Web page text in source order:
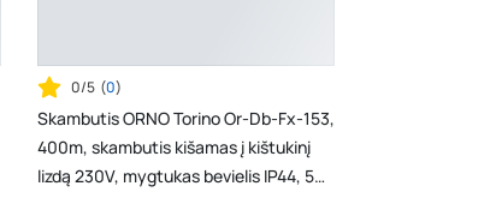
0/5 (0)
Skambutis ORNO Torino Or-Db-Fx-153,
400m, skambutis kišamas į kištukinį
lizdą 230V, mygtukas bevielis IP44, 58